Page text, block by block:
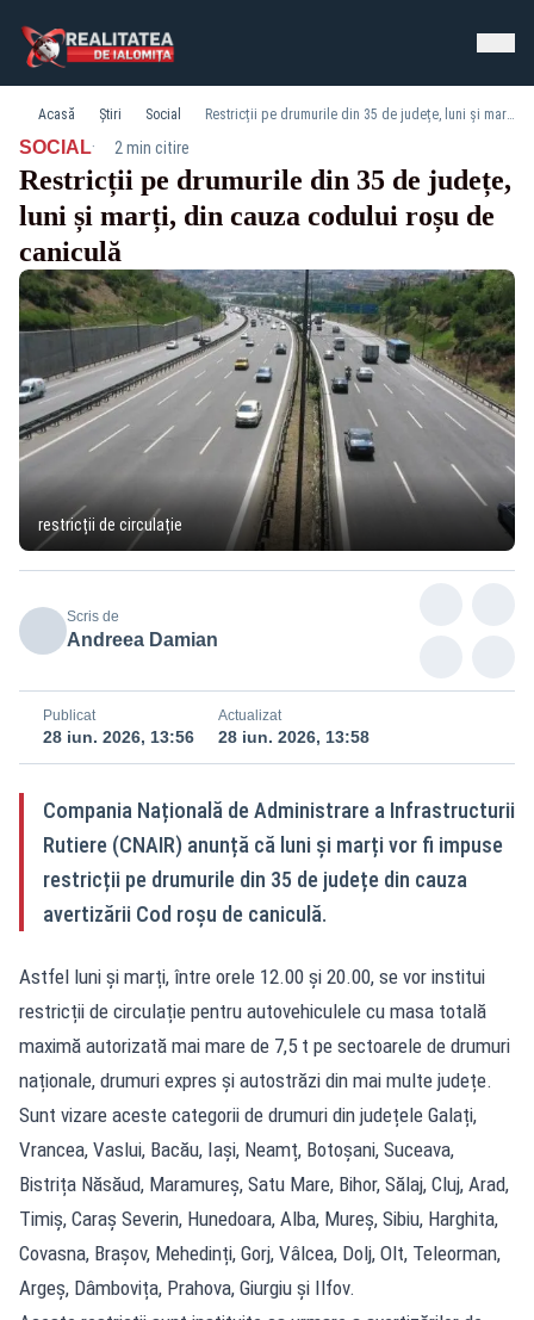
Acasă Știri Social Restricții pe drumurile din 35 de județe, luni și marți, din cauza codului roșu de caniculă
SOCIAL· 2 min citire
Restricții pe drumurile din 35 de județe,
luni și marți, din cauza codului roșu de
caniculă
restricții de circulație
Scris de
Andreea Damian
Publicat
28 iun. 2026, 13:56
Actualizat
28 iun. 2026, 13:58
Compania Națională de Administrare a Infrastructurii
Rutiere (CNAIR) anunță că luni și marți vor fi impuse
restricții pe drumurile din 35 de județe din cauza
avertizării Cod roșu de caniculă.
Astfel luni și marți, între orele 12.00 și 20.00, se vor institui
restricții de circulație pentru autovehiculele cu masa totală
maximă autorizată mai mare de 7,5 t pe sectoarele de drumuri
naționale, drumuri expres și autostrăzi din mai multe județe.
Sunt vizare aceste categorii de drumuri din județele Galați,
Vrancea, Vaslui, Bacău, Iași, Neamț, Botoșani, Suceava,
Bistrița Năsăud, Maramureș, Satu Mare, Bihor, Sălaj, Cluj, Arad,
Timiș, Caraș Severin, Hunedoara, Alba, Mureș, Sibiu, Harghita,
Covasna, Brașov, Mehedinți, Gorj, Vâlcea, Dolj, Olt, Teleorman,
Argeș, Dâmbovița, Prahova, Giurgiu și Ilfov.